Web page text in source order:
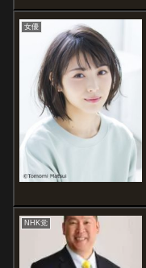
女優
NHK党